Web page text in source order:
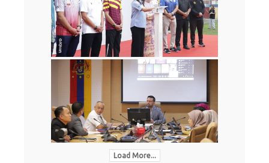
Load More...